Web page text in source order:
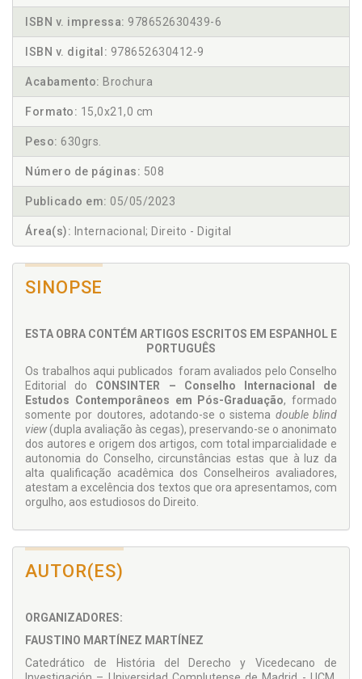
ISBN v. impressa: 978652630439-6
ISBN v. digital: 978652630412-9
Acabamento: Brochura
Formato: 15,0x21,0 cm
Peso: 630grs.
Número de páginas: 508
Publicado em: 05/05/2023
Área(s): Internacional; Direito - Digital
SINOPSE
ESTA OBRA CONTÉM ARTIGOS ESCRITOS EM ESPANHOL E
PORTUGUÊS
Os trabalhos aqui publicados foram avaliados pelo Conselho
Editorial do CONSINTER – Conselho Internacional de
Estudos Contemporâneos em Pós-Graduação, formado
somente por doutores, adotando-se o sistema double blind
view(dupla avaliação às cegas), preservando-se o anonimato
dos autores e origem dos artigos, com total imparcialidade e
autonomia do Conselho, circunstâncias estas que à luz da
alta qualificação acadêmica dos Conselheiros avaliadores,
atestam a excelência dos textos que ora apresentamos, com
orgulho, aos estudiosos do Direito.
AUTOR(ES)
ORGANIZADORES:
FAUSTINO MARTÍNEZ MARTÍNEZ
Catedrático de História del Derecho y Vicedecano de